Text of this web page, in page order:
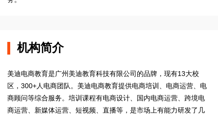
机构简介
美迪电商教育是广州美迪教育科技有限公司的品牌，现有13大校
区，300+人电商团队。美迪电商教育提供电商培训、电商运营、电
商顾问等综合服务。培训课程有电商设计、国内电商运营、跨境电
商运营、新媒体运营、短视频、直播等，是市场上有能力研发了几